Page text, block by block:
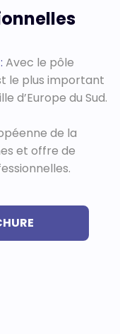
: Avec le pôle
le plus important
d’Europe du Sud.
de la
et offre de